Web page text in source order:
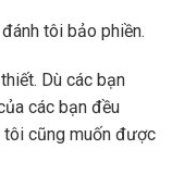
tôi bảo phiền.
Dù các bạn
các bạn đều
tôi cũng muốn được